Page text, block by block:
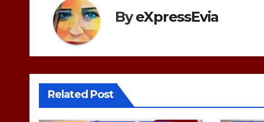
ByeXpressEvia
Related Post
EXPRESS